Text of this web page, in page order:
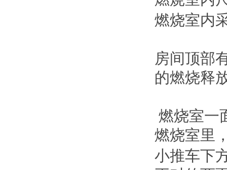
燃烧室内
房间顶部
的燃烧释
燃烧室一
燃烧室里
小推车下